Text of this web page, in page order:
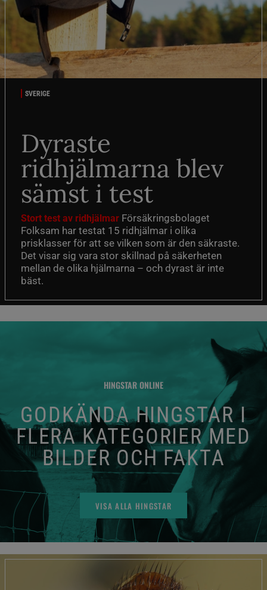
SVERIGE
Dyraste
ridhjälmarna blev
sämst i test
Stort test av ridhjälmar Försäkringsbolaget
Folksam har testat 15 ridhjälmar i olika
prisklasser för att se vilken som är den säkraste.
Det visar sig vara stor skillnad på säkerheten
mellan de olika hjälmarna – och dyrast är inte
bäst.
HINGSTAR ONLINE
GODKÄNDA HINGSTAR I
FLERA KATEGORIER MED
BILDER OCH FAKTA
VISA ALLA HINGSTAR